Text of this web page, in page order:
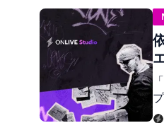
も、リニューアル
当の宮崎さんにお
ィング・スタジオ